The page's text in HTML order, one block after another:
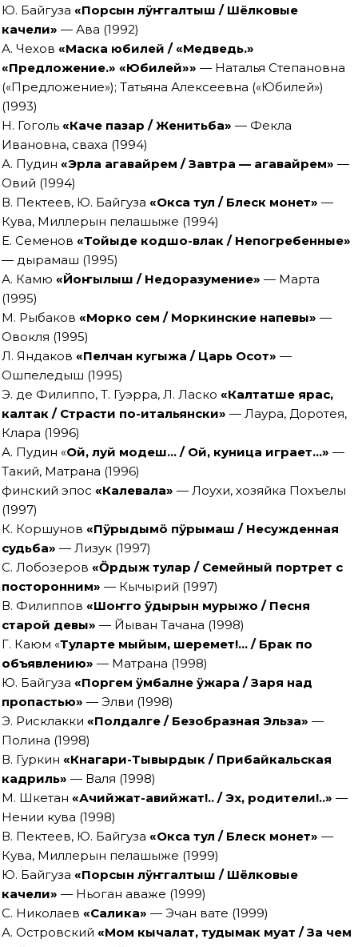
Ю. Байгуза «Порсын лӱҥгалтыш / Шёлковые
качели» — Ава (1992)
А. Чехов «Маска юбилей / «Медведь.»
«Предложение.» «Юбилей»» — Наталья Степановна
(«Предложение»); Татьяна Алексеевна («Юбилей»)
(1993)
Н. Гоголь «Каче пазар / Женитьба» — Фекла
Ивановна, сваха (1994)
А. Пудин «Эрла агавайрем / Завтра — агавайрем» —
Овий (1994)
В. Пектеев, Ю. Байгуза «Окса тул / Блеск монет» —
Кува, Миллерын пелашыже (1994)
Е. Семенов «Тойыде кодшо-влак / Непогребенные»
— Ӱдырамаш (1995)
А. Камю «Йоҥылыш / Недоразумение» — Марта
(1995)
М. Рыбаков «Морко сем / Моркинские напевы» —
Овокля (1995)
Л. Яндаков «Пелчан кугыжа / Царь Осот» —
Ошпеледыш (1995)
Э. де Филиппо, Т. Гуэрра, Л. Ласко «Калтатше ярас,
калтак / Страсти по-итальянски» — Лаура, Доротея,
Клара (1996)
А. Пудин «Ой, луй модеш… / Ой, куница играет…» —
Такий, Матрана (1996)
финский эпос «Калевала» — Лоухи, хозяйка Похъелы
(1997)
К. Коршунов «Пÿрыдымö пÿрымаш / Несужденная
судьба» — Лизук (1997)
С. Лобозеров «Ӧрдыж тулар / Семейный портрет с
посторонним» — Кычырий (1997)
В. Филиппов «Шоҥго ÿдырын мурыжо / Песня
старой девы» — Йыван Тачана (1998)
Г. Каюм «Туларте мыйым, шеремет!… / Брак по
объявлению» — Матрана (1998)
Ю. Байгуза «Поргем ӱмбалне ӱжара / Заря над
пропастью» — Элви (1998)
Э. Рисклакки «Полдалге / Безобразная Эльза» —
Полина (1998)
В. Гуркин «Кнагари-Тывырдык / Прибайкальская
кадриль» — Валя (1998)
М. Шкетан «Ачийжат-авийжат!.. / Эх, родители!..» —
Нении кува (1998)
В. Пектеев, Ю. Байгуза «Окса тул / Блеск монет» —
Кува, Миллерын пелашыже (1999)
Ю. Байгуза «Порсын лӱҥгалтыш / Шёлковые
качели» — Ньоган аваже (1999)
С. Николаев «Салика» — Эчан вате (1999)
А. Островский «Мом кычалат, тудымак муат / За чем